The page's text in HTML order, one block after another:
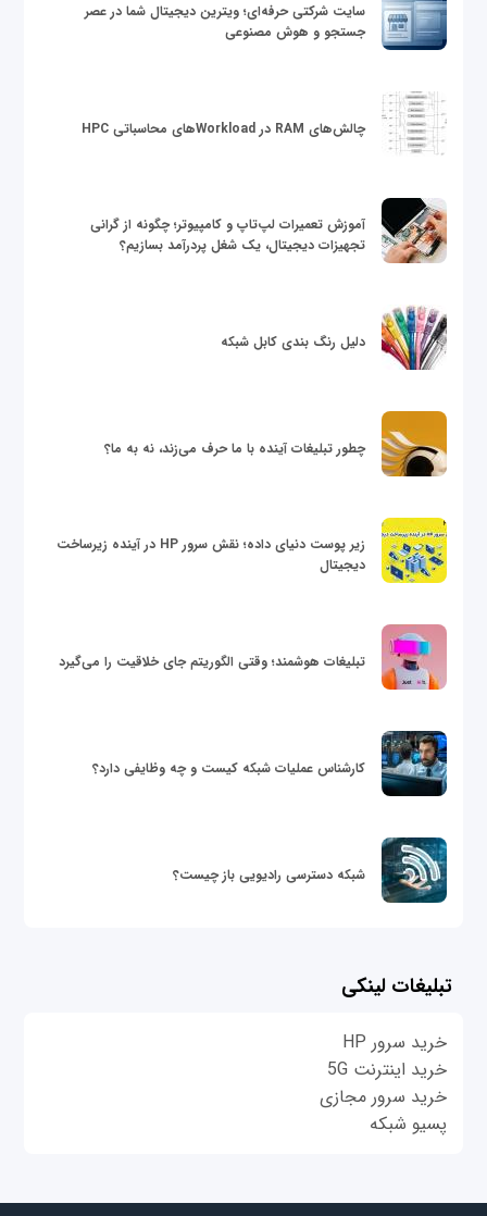
سایت شرکتی حرفه‌ای؛ ویترین دیجیتال شما در عصر
جستجو و هوش مصنوعی
چالش‌های RAM در Workloadهای محاسباتی HPC
آموزش تعمیرات لپ‌تاپ و کامپیوتر؛ چگونه از گرانی
تجهیزات دیجیتال، یک شغل پردرآمد بسازیم؟
دلیل رنگ بندی کابل شبکه
چطور تبلیغات آینده با ما حرف می‌زند، نه به ما؟
زیر پوست دنیای داده؛ نقش سرور HP در آینده زیرساخت
دیجیتال
تبلیغات هوشمند؛ وقتی الگوریتم جای خلاقیت را می‌گیرد
کارشناس عملیات شبکه کیست و چه وظایفی دارد؟
شبکه دسترسی رادیویی باز چیست؟
تبلیغات لینکی
خرید سرور HP
خرید اینترنت 5G
خرید سرور مجازی
پسیو شبکه